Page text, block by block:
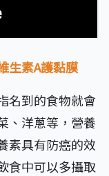
生素A護黏膜
名到的食物就會
、洋蔥等，營養
素具有防癌的效
食中可以多攝取